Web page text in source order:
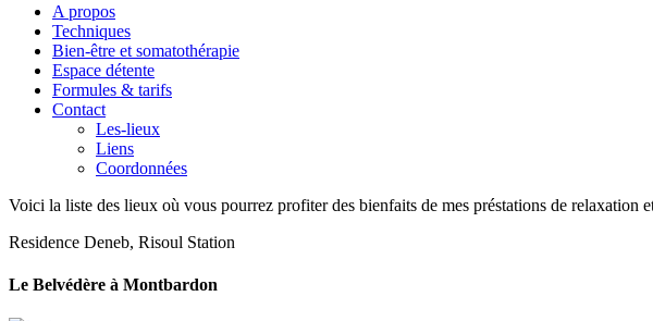
A propos
Techniques
Bien-être et somatothérapie
Espace détente
Formules & tarifs
Contact
Les-lieux
Liens
Coordonnées
Voici la liste des lieux où vous pourrez profiter des bienfaits de mes préstations de relaxation
Residence Deneb, Risoul Station
Le Belvédère à Montbardon